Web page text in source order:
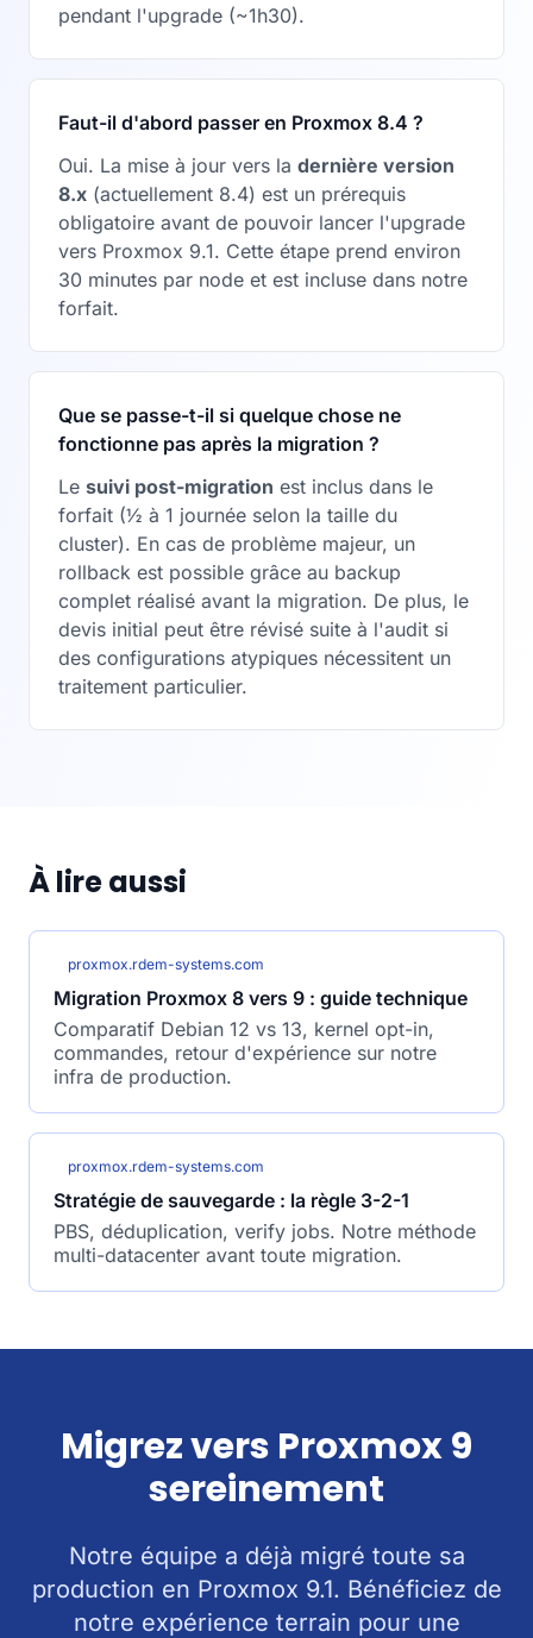
pendant l'upgrade (~1h30).
Faut-il d'abord passer en Proxmox 8.4 ?
Oui. La mise à jour vers la dernière version
8.x (actuellement 8.4) est un prérequis
obligatoire avant de pouvoir lancer l'upgrade
vers Proxmox 9.1. Cette étape prend environ
30 minutes par node et est incluse dans notre
forfait.
Que se passe-t-il si quelque chose ne
fonctionne pas après la migration ?
Le suivi post-migration est inclus dans le
forfait (½ à 1 journée selon la taille du
cluster). En cas de problème majeur, un
rollback est possible grâce au backup
complet réalisé avant la migration. De plus, le
devis initial peut être révisé suite à l'audit si
des configurations atypiques nécessitent un
traitement particulier.
À lire aussi
proxmox.rdem-systems.com
Migration Proxmox 8 vers 9 : guide technique
Comparatif Debian 12 vs 13, kernel opt-in,
commandes, retour d'expérience sur notre
infra de production.
proxmox.rdem-systems.com
Stratégie de sauvegarde : la règle 3-2-1
PBS, déduplication, verify jobs. Notre méthode
multi-datacenter avant toute migration.
Migrez vers Proxmox 9
sereinement
Notre équipe a déjà migré toute sa
production en Proxmox 9.1. Bénéficiez de
notre expérience terrain pour une